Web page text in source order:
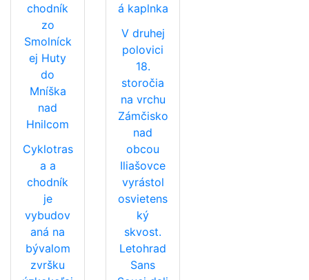
chodník
zo
Smolníck
ej Huty
do
Mníška
nad
Hnilcom
Cyklotras
a a
chodník
je
vybudov
aná na
bývalom
zvršku
á kaplnka
V druhej
polovici
18.
storočia
na vrchu
Zámčisko
nad
obcou
Iliašovce
vyrástol
osvietens
ký
skvost.
Letohrad
Sans